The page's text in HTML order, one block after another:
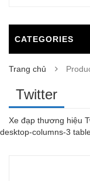
CATEGORIES
Trang chủ
Twitter
Xe đạp thương hiệu
desktop-columns-3